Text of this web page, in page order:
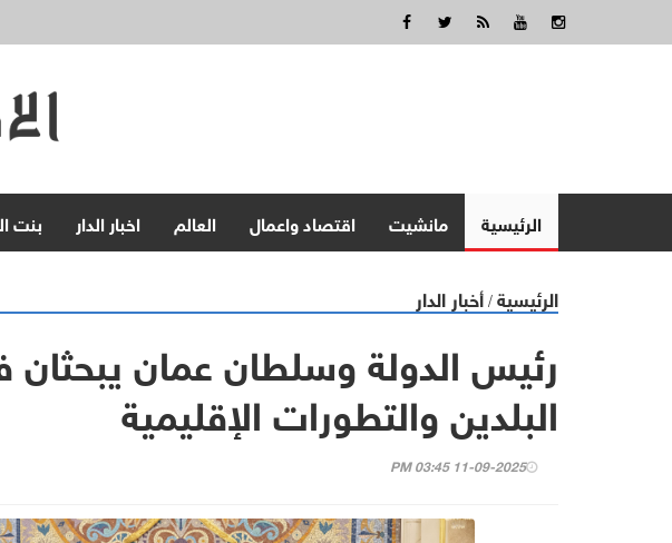
الرئيسية مانشيت اقتصاد واعمال العالم اخبار الدار بنت
الرئيسية / أخبار الدار
رئيس الدولة وسلطان عمان
البلدين والتطورات الإقليمية
11-09-2025 03:45 PM